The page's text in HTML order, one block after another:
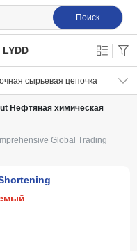
Поиск
сырьевая цепочка
Нефтяная химическая
Global Trading